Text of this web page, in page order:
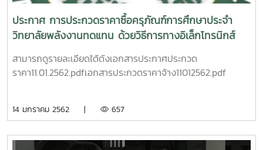
ประกาศ การประกวดราคาซื้อครุภัณฑ์การศึกษาประจำ
วิทยาลัยพลังงานทดแทน ด้วยวิธีการทางอิเล็กโทรนิกส์
สามารถดูรายละเอียดได้ดังเอกสารประกาศประกวด
ราคา11.01.2562.pdfเอกสารประกวดราคาจ้าง11012562.pdf
14 มกราคม 2562 | 657